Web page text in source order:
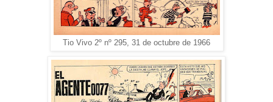
Tio Vivo 2º nº 295, 31 de octubre de 1966